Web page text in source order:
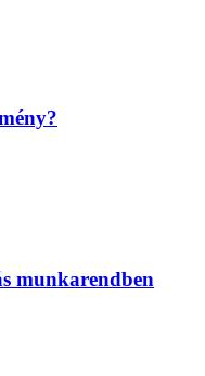
munkarendben